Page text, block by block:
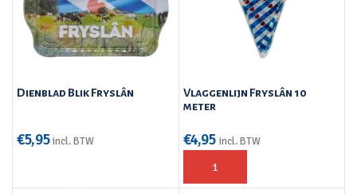
Dienblad Blik Fryslân
€5,95 incl. BTW
Vlaggenlijn Fryslân 10
meter
€4,95 incl. BTW